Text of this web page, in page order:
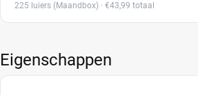
225 luiers (Maandbox) · €43,99 totaal
Eigenschappen